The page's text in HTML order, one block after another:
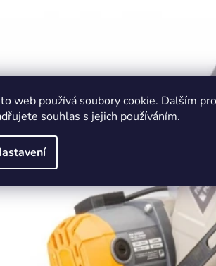
web používá soubory cookie. Dalším
souhlas s jejich používáním.